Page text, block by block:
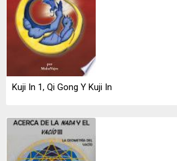
Kuji In 1, Qi Gong Y Kuji In